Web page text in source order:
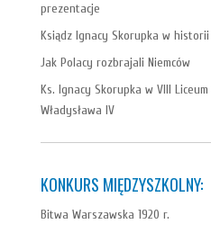
prezentacje
Ksiądz Ignacy Skorupka w historii
Jak Polacy rozbrajali Niemców
Ks. Ignacy Skorupka w VIII
Władysława IV
KONKURS MIĘDZYSZKOLNY:
Bitwa Warszawska 1920 r.